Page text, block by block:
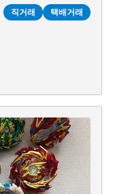
직거래 택배거래